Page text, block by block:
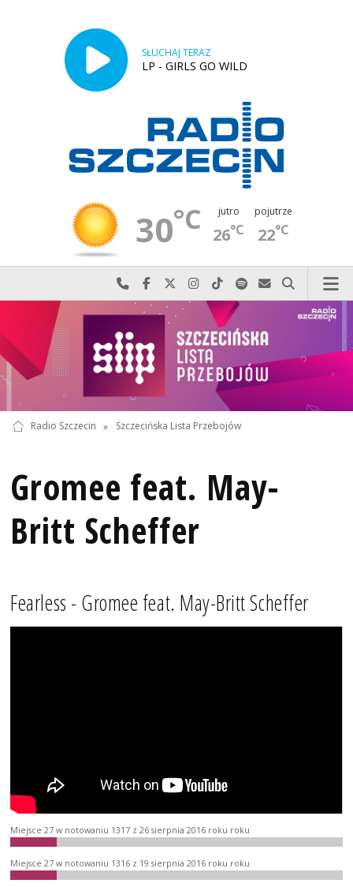
SŁUCHAJ TERAZ
LP - GIRLS GO WILD
30°C jutro
26°C
pojutrze
22°C
Najlepiej po prostu do nas zadzwoń
Odwiedź nas na Facebook-u
Odwiedź nas na X
Odwiedź nas na Instagram-ie
Odwiedź nas na TikTok-u
Szukaj nas na Spotify
Wyślij do nas
Szukaj
Radio Szczecin » Szczecińska Lista Przebojów
Gromee feat. May-
Britt Scheffer
Fearless - Gromee feat. May-Britt Scheffer
Miejsce 27 w notowaniu 1317 z 26 sierpnia 2016 roku roku
Miejsce 27 w notowaniu 1316 z 19 sierpnia 2016 roku roku